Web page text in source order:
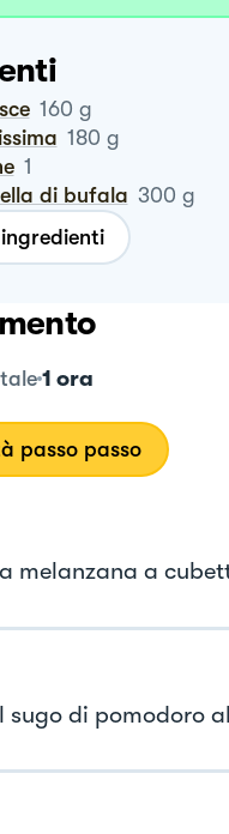
160 g
180 g
1
di bufala 300 g
1 ora
passo passo
melanzana a
sugo di pomodoro